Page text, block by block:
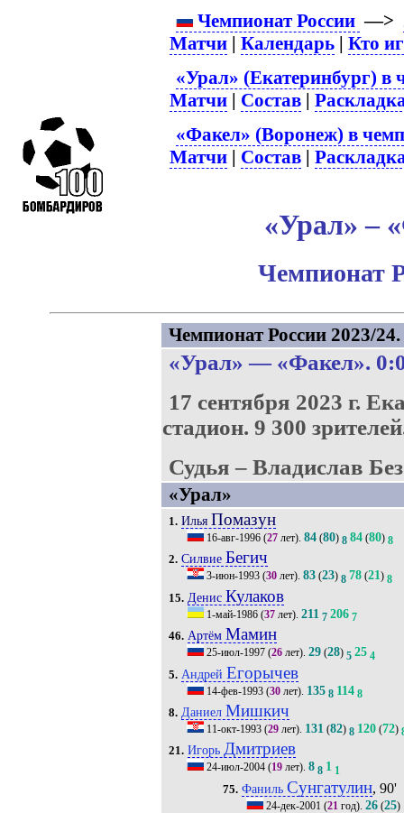
Чемпионат России —>
Матчи |Календарь |Кто
«Урал» (Екатеринбург) в
Матчи | Состав |
«Факел» (Воронеж) в
Матчи | Состав |
«Урал» –
Чемпионат
Чемпионат России 2023/
«Урал» — «Факел».
17 сентября 2023 г.
стадион. 9 300
Судья – Владислав
«Урал»
1. Илья Помазун
16-авг-1996(27лет). 84(80) 8 84(80) 8
2. Силвие Бегич
3-июн-1993(30лет). 83(23) 8 78(21) 8
15. Денис Кулаков
1-май-1986(37лет). 211 7 206 7
46. Артём Мамин
25-июл-1997(26лет). 29(28) 5 25 4
5. Андрей Егорычев
14-фев-1993(30лет). 135 8 114 8
8. Даниел Мишкич
11-окт-1993(29лет). 131(82) 8 120(72)
21. Игорь Дмитриев
24-июл-2004(19лет). 8 8 1 1
75. Фаниль Сунгатулин, 90'
24-дек-2001 (21 год).26 (25)